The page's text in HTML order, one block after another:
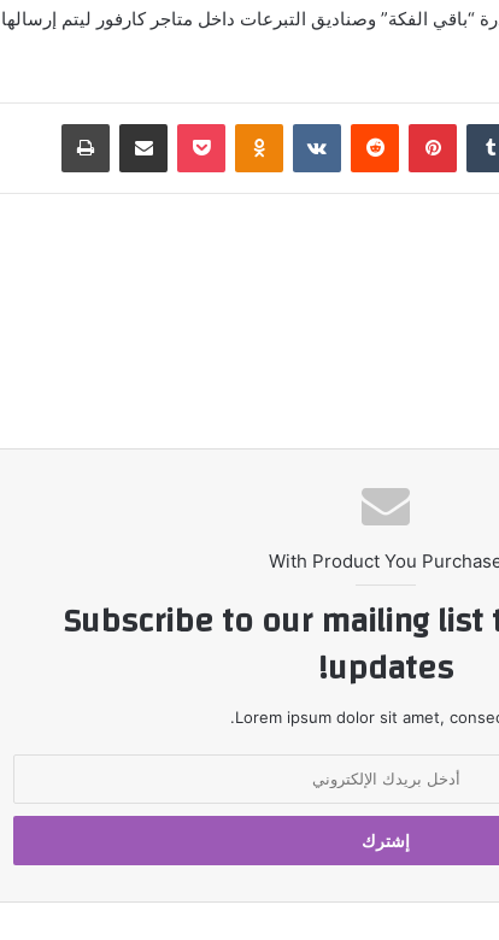
“باقي الفكة” وصناديق التبرعات داخل متاجر كارفور ليتم إرسالها
بينتيريست Odnoklassniki
‫Pocket مشاركة عبر البريد طباعة
With Product You
Subscribe to our mailing
updates!
Lorem ipsum dolor sit amet,